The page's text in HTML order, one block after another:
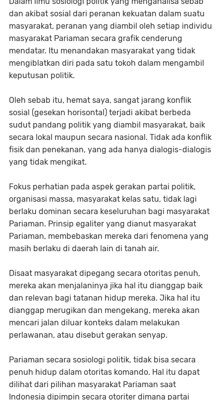
dan akibat sosial dari peranan kekuatan dalam suatu
masyarakat, peranan yang diambil oleh setiap individu
masyarakat Pariaman secara grafik cenderung
mendatar. Itu menandakan masyarakat yang tidak
mengiblatkan diri pada satu tokoh dalam mengambil
keputusan politik.
Oleh sebab itu, hemat saya, sangat jarang konflik
sosial (gesekan horisontal) terjadi akibat berbeda
sudut pandang politik yang diambil masyarakat, baik
secara lokal maupun secara nasional. Tidak ada konflik
fisik dan penekanan, yang ada hanya dialogis-dialogis
yang tidak mengikat.
Fokus perhatian pada aspek gerakan partai politik,
organisasi massa, masyarakat kelas satu, tidak lagi
berlaku dominan secara keseluruhan bagi masyarakat
Pariaman. Prinsip egaliter yang dianut masyarakat
Pariaman, membebaskan mereka dari fenomena yang
masih berlaku di daerah lain di tanah air.
Disaat masyarakat dipegang secara otoritas penuh,
mereka akan menjalaninya jika hal itu dianggap baik
dan relevan bagi tatanan hidup mereka. Jika hal itu
dianggap merugikan dan mengekang, mereka akan
mencari jalan diluar konteks dalam melakukan
perlawanan, atau disebut gerakan senyap.
Pariaman secara sosiologi politik, tidak bisa secara
penuh hidup dalam otoritas komando. Hal itu dapat
dilihat dari pilihan masyarakat Pariaman saat
Indonesia dipimpin secara otoriter dimana partai